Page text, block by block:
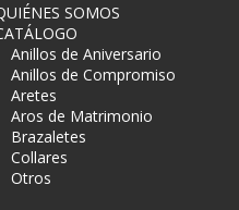
SOMOS
Anillos de Aniversario
Anillos de Compromiso
Aretes
Aros de Matrimonio
Brazaletes
Collares
Otros